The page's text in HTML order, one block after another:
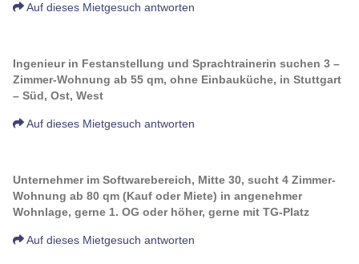
Auf dieses Mietgesuch antworten
Ingenieur in Festanstellung und Sprachtrainerin suchen 3 –
Zimmer-Wohnung ab 55 qm, ohne Einbauküche, in Stuttgart
– Süd, Ost, West
Auf dieses Mietgesuch antworten
Unternehmer im Softwarebereich, Mitte 30, sucht 4 Zimmer-
Wohnung ab 80 qm (Kauf oder Miete) in angenehmer
Wohnlage, gerne 1. OG oder höher, gerne mit TG-Platz
Auf dieses Mietgesuch antworten